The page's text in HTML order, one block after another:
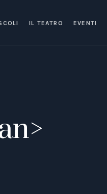
IL TEATRO EVENTI